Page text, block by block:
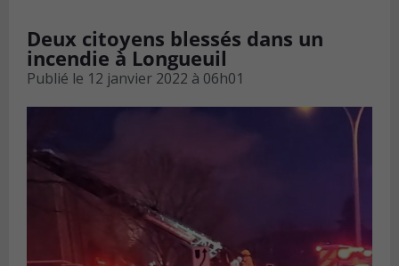
Deux citoyens blessés dans un
incendie à Longueuil
Publié le 12 janvier 2022 à 06h01